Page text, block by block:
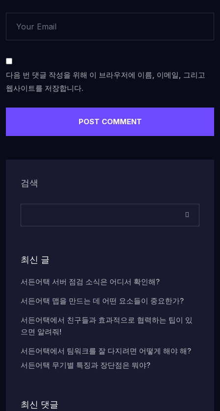
다음 번 댓글 작성을 위해 이 브라우저에 이름, 이메일, 그리고
웹사이트를 저장합니다.
검색
최신 글
서든어택 서버 점검 소식은 어디서 확인해?
서든어택 맵을 만드는 데 어떤 요소들이 중요한가?
서든어택에서 친구들과 효과적으로 협력하는 팁이 있
으면 알려줘!
서든어택에서 팀워크를 잘 다지려면 어떻게 해야 해?
서든어택 무기별 특징과 장단점은 뭐야?
최신 댓글